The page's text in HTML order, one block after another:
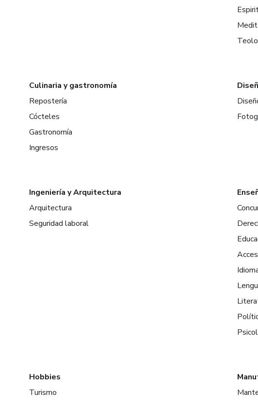
Culinaria y gastronomía
Repostería
Cócteles
Gastronomía
Ingresos
Ingeniería y Arquitectura
Arquitectura
Seguridad laboral
Hobbies
Turismo